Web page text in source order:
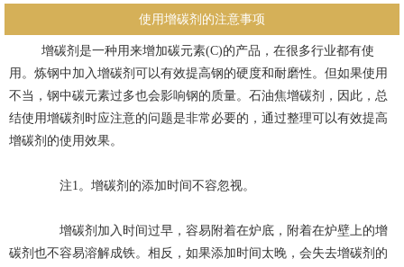
使用增碳剂的注意事项
增碳剂是一种用来增加碳元素(C)的产品，在很多行业都有使
用。炼钢中加入增碳剂可以有效提高钢的硬度和耐磨性。但如果使用
不当，钢中碳元素过多也会影响钢的质量。石油焦增碳剂，因此，总
结使用增碳剂时应注意的问题是非常必要的，通过整理可以有效提高
增碳剂的使用效果。
注1。增碳剂的添加时间不容忽视。
增碳剂加入时间过早，容易附着在炉底，附着在炉壁上的增
碳剂也不容易溶解成铁。相反，如果添加时间太晚，会失去增碳剂的